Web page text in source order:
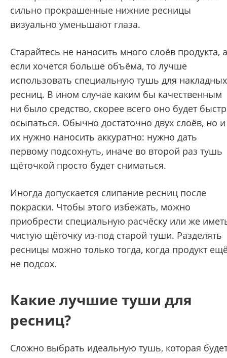
сильно прокрашенные нижние ресницы
визуально уменьшают глаза.
Старайтесь не наносить много слоёв продукта, а
если хочется больше объёма, то лучше
использовать специальную тушь для накладных
ресниц. В ином случае каким бы качественным
ни было средство, скорее всего оно будет
осыпаться. Обычно достаточно двух слоёв, но и
их нужно наносить аккуратно: нужно дать
первому подсохнуть, иначе во второй раз тушь
щёточкой просто будет сниматься.
Иногда допускается слипание ресниц после
покраски. Чтобы этого избежать, можно
приобрести специальную расчёску или же
чистую щёточку из-под старой туши. Разделять
ресницы можно только тогда, когда продукт
не подсох.
Какие лучшие туши для
ресниц?
Сложно выбрать идеальную тушь, которая